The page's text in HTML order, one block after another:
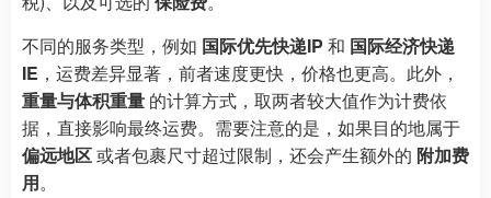
不同的服务类型，例如 国际优先快递IP 和 国际经济快递
IE ，运费差异显著，前者速度更快，价格也更高。此外，
重量与体积重量 的计算方式，取两者较大值作为计费依
据，直接影响最终运费。需要注意的是，如果目的地属于
偏远地区或者包裹尺寸超过限制，还会产生额外的 附加费
用。